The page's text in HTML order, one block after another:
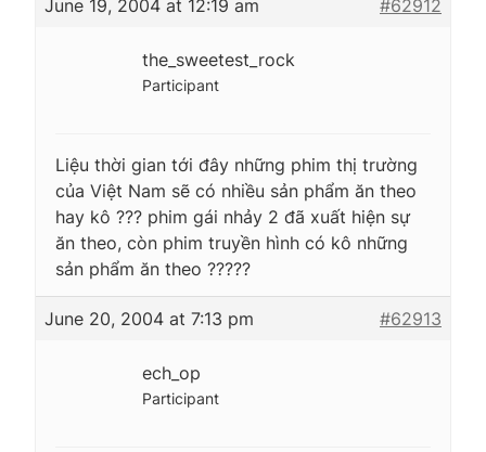
June 19, 2004 at 12:19 am #62912
the_sweetest_rock
Participant
Liệu thời gian tới đây những phim thị trường
của Việt Nam sẽ có nhiều sản phẩm ăn theo
hay kô ??? phim gái nhảy 2 đã xuất hiện sự
ăn theo, còn phim truyền hình có kô những
sản phẩm ăn theo ?????
June 20, 2004 at 7:13 pm #62913
ech_op
Participant